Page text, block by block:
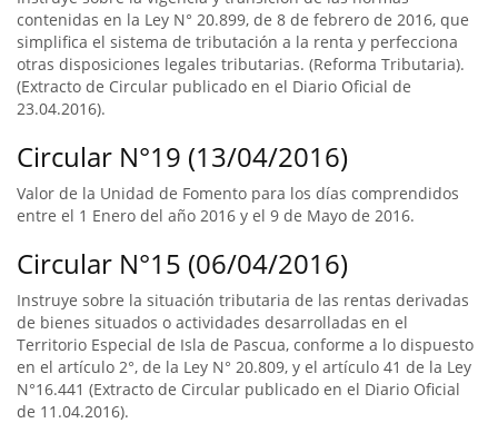
contenidas en la Ley N° 20.899, de 8 de febrero de 2016, que
simplifica el sistema de tributación a la renta y perfecciona
otras disposiciones legales tributarias. (Reforma Tributaria).
(Extracto de Circular publicado en el Diario Oficial de
23.04.2016).
Circular N°19 (13/04/2016)
Valor de la Unidad de Fomento para los días comprendidos
entre el 1 Enero del año 2016 y el 9 de Mayo de 2016.
Circular N°15 (06/04/2016)
Instruye sobre la situación tributaria de las rentas derivadas
de bienes situados o actividades desarrolladas en el
Territorio Especial de Isla de Pascua, conforme a lo dispuesto
en el artículo 2°, de la Ley N° 20.809, y el artículo 41 de la Ley
N°16.441 (Extracto de Circular publicado en el Diario Oficial
de 11.04.2016).